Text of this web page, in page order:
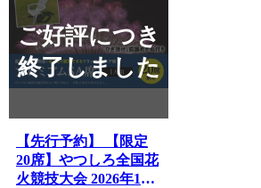
ご好評につき
終了しました
【先行予約】 【限定
20席】やつしろ全国花
火競技大会 2026年10